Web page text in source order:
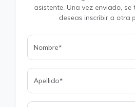
asistente. Una vez enviado, se
deseas inscribir a otra